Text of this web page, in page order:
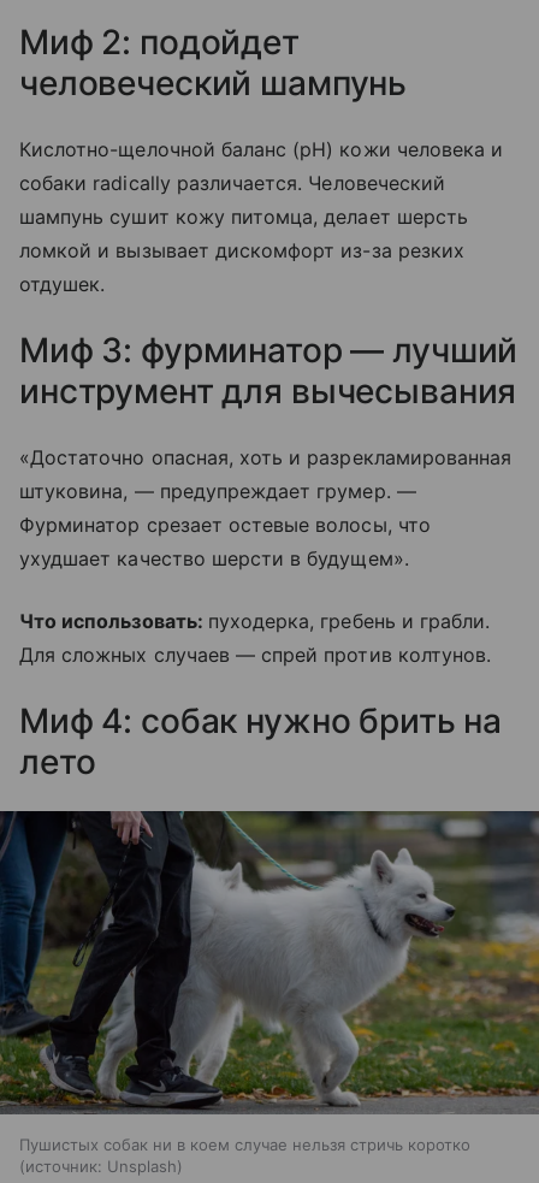
Миф 2: подойдет
человеческий шампунь
Кислотно-щелочной баланс (pH) кожи человека и
собаки radically различается. Человеческий
шампунь сушит кожу питомца, делает шерсть
ломкой и вызывает дискомфорт из-за резких
отдушек.
Миф 3: фурминатор — лучший
инструмент для вычесывания
«Достаточно опасная, хоть и разрекламированная
штуковина, — предупреждает грумер. —
Фурминатор срезает остевые волосы, что
ухудшает качество шерсти в будущем».
Что использовать: пуходерка, гребень и грабли.
Для сложных случаев — спрей против колтунов.
Миф 4: собак нужно брить на
лето
Пушистых собак ни в коем случае нельзя стричь коротко
источник: Unsplash